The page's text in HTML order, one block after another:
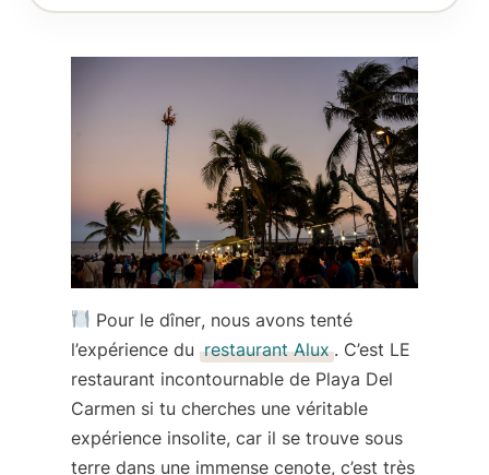
Pour le dîner, nous avons tenté
l’expérience du restaurant Alux . C’est LE
restaurant incontournable de Playa Del
Carmen si tu cherches une véritable
expérience insolite, car il se trouve sous
terre dans une immense cenote, c’est très